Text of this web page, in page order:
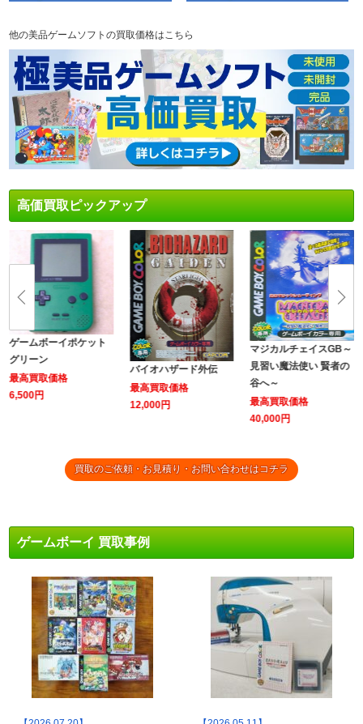
他の美品ゲームソフトの買取価格はこちら
高価買取ピックアップ
ゲームボーイポケット
グリーン
最高買取価格
6,500円
バイオハザード外伝
最高買取価格
12,000円
マジカルチェイスGB～
見習い魔法使い 賢者の
谷へ～
最高買取価格
40,000円
買取のご依頼・お見積り・お問い合わせはコチラ
ゲームボーイ 買取事例